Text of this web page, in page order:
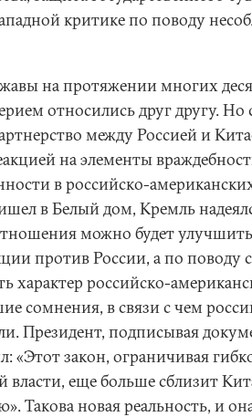
критике по поводу
на протяжении многих
относились друг другу. Но
между Россией и
на элементы
в российско-
в Белый дом, Кремль
можно будет
против России, а по поводу
характер российско-
сомнения, в связи с чем
Президент, подписывая
«Этот закон, ограничивая
власти, еще больше сблизит
Такова новая реальность, и